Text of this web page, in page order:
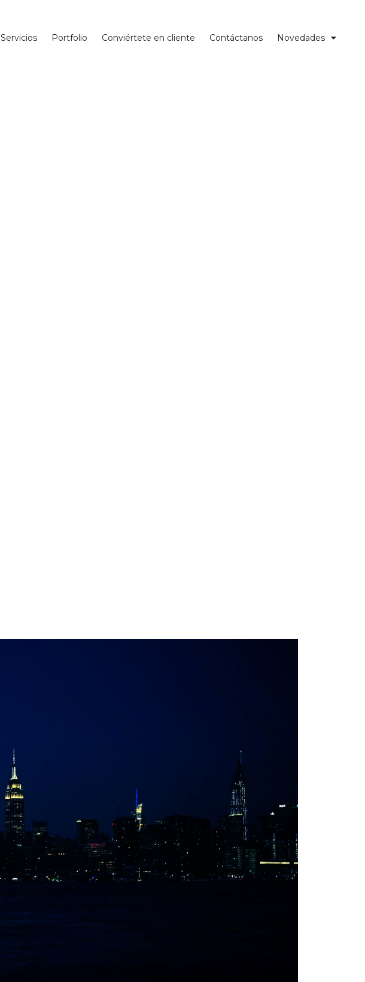
Servicios Portfolio Conviértete en cliente Contáctanos Novedades